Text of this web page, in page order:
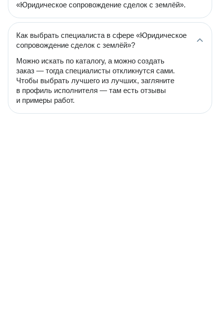
«Юридическое сопровождение сделок с землёй».
Как выбрать специалиста в сфере «Юридическое
сопровождение сделок с землёй»?
Можно искать по каталогу, а можно создать
заказ — тогда специалисты откликнутся сами.
Чтобы выбрать лучшего из лучших, загляните
в профиль исполнителя — там есть отзывы
и примеры работ.